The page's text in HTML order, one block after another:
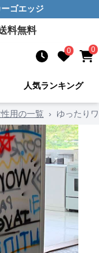
ーゴエッジ
料無料
0 0
人気ランキング
用の一覧 › ゆったり